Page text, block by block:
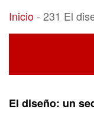
231 El diseño:
Inicio- 231 El
El diseño: un